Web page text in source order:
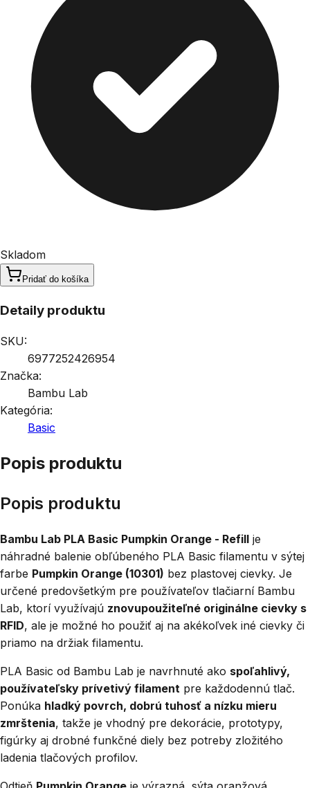
Skladom
Pridať do košíka
Detaily produktu
SKU:
6977252426954
Značka:
Bambu Lab
Kategória:
Basic
Popis produktu
Popis produktu
Bambu Lab PLA Basic Pumpkin Orange - Refill je
náhradné balenie obľúbeného PLA Basic filamentu v sýtej
farbe Pumpkin Orange (10301) bez plastovej cievky. Je
určené predovšetkým pre používateľov tlačiarní Bambu
Lab, ktorí využívajú znovupoužiteľné originálne cievky s
RFID, ale je možné ho použiť aj na akékoľvek iné cievky či
priamo na držiak filamentu.
PLA Basic od Bambu Lab je navrhnuté ako spoľahlivý,
používateľsky prívetivý filament pre každodennú tlač.
Ponúka hladký povrch, dobrú tuhosť a nízku mieru
zmrštenia, takže je vhodný pre dekorácie, prototypy,
figúrky aj drobné funkčné diely bez potreby zložitého
ladenia tlačových profilov.